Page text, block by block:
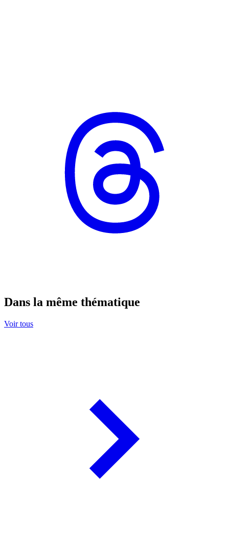
Dans la même thématique
Voir tous